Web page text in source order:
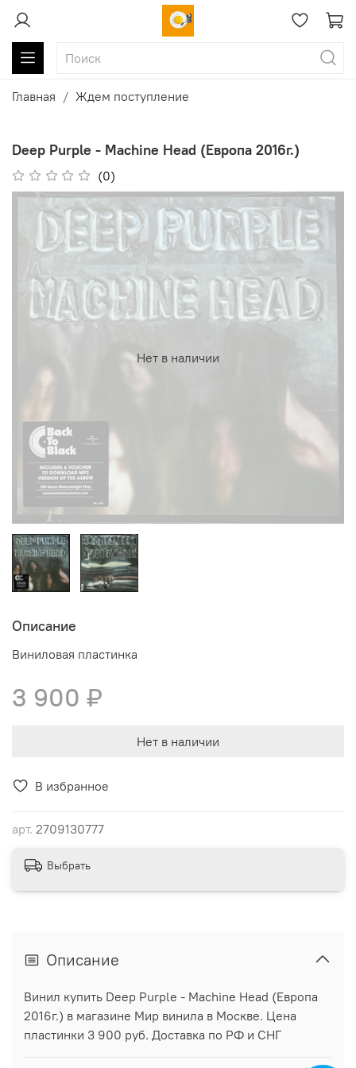
Главная Ждем поступление
Deep Purple - Machine Head (Европа 2016г.)
(0)
В избранное
арт. 2709130777
Нет в наличии
Описание
Виниловая пластинка
3 900 ₽
Нет в наличии
Выбрать
Описание
Винил купить Deep Purple - Machine Head (Европа
2016г.) в магазине Мир винила в Москве. Цена
пластинки 3 900 руб. Доставка по РФ и СНГ